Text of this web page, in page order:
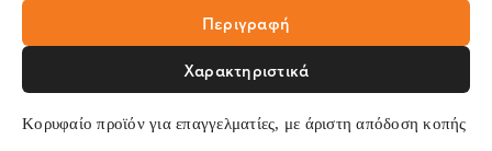
Περιγραφή
Χαρακτηριστικά
Κορυφαίο προϊόν για επαγγελματίες, με άριστη απόδοση κοπής